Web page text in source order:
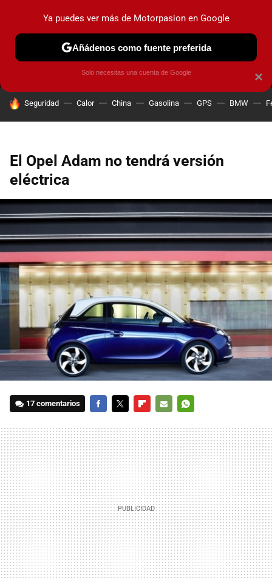
MENÚ NUEVO
COCHES ELÉCTRICOS OBSERVATORIO
HOY SE HABLA DE
Seguridad Calor China Gasolina GPS BMW
El Opel Adam no tendrá versión
eléctrica
17 comentarios
MAIL
×
Ya puedes ver más de Motorpasion en Google
Añádenos como fuente preferida
Solo necesitas una cuenta de Google